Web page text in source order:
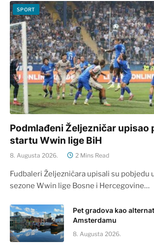
SPORT
Podmlađeni Željezničar upisao
startu Wwin lige BiH
8. Augusta 2026. 2 Mins Read
Fudbaleri Željezničara upisali su pobjedu
sezone Wwin lige Bosne i Hercegovine…
Pet gradova kao
Amsterdamu
8. Augusta 2026.